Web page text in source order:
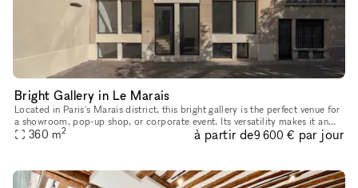
Bright Gallery in Le Marais
Located in Paris's Marais district, this bright gallery is the perfect venue for
a showroom, pop-up shop, or corporate event. Its versatility makes it an
ideal choice for temporary events such as pop
360 m2 à partir de9 600 € par jour